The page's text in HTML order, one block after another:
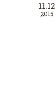
11.12
2015